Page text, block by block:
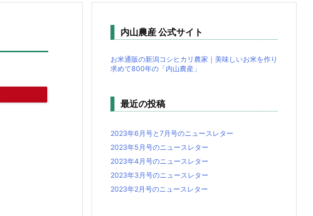
内山農産 公式サイト
お米通販の新潟コシヒカリ農家｜美味しいお米を作り
求めて800年の「内山農産」
最近の投稿
2023年6月号と7月号のニュースレター
2023年5月号のニュースレター
2023年4月号のニュースレター
2023年3月号のニュースレター
2023年2月号のニュースレター